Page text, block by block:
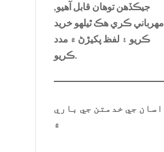
جيڪڏهن توهان قابل آهيو,
مهرباني ڪري هڪ ٿيلهو خريد
ڪريو ۽ لفظ پکيڙڻ ۾ مدد
ڪريو.
اسان جي خدمتن جي باري
۾